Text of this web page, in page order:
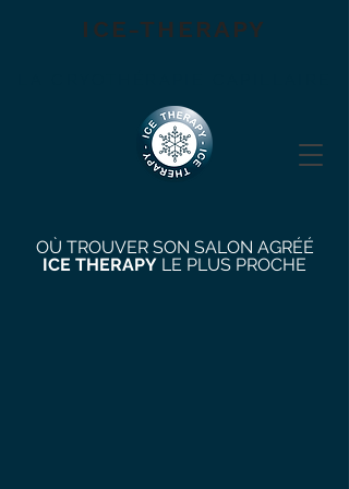
ICE-THERAPY
OÙ TROUVER SON SALON AGRÉÉ
ICE THERAPY LE PLUS PROCHE